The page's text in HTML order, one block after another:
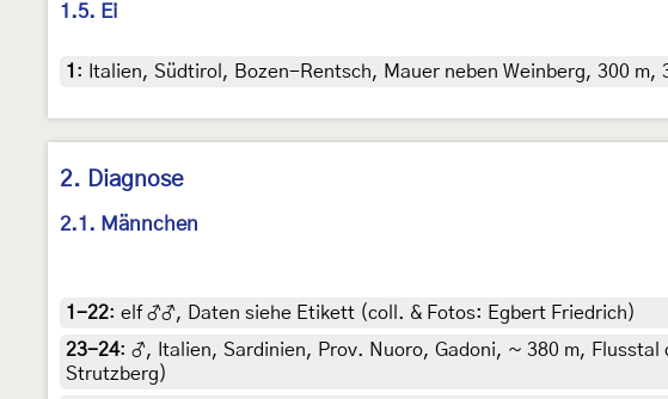
1.5. Ei
1 : Italien, Südtirol, Bozen-Rentsch, Mauer neben Weinberg, 300
2. Diagnose
2.1. Männchen
1-22: elf ♂♂, Daten siehe Etikett (coll. & Fotos: Egbert Friedrich)
23-24: ♂, Italien, Sardinien, Prov. Nuoro, Gadoni, ~ 380 m,
Strutzberg)